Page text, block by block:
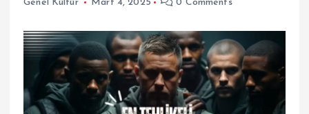
Genel Kültür Mart 4, 2025 0 Comments